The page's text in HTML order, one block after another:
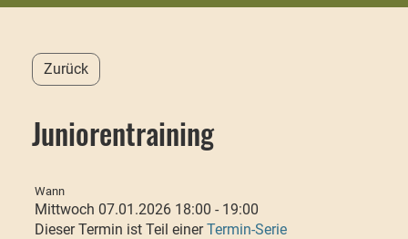
Zurück
Juniorentraining
Wann
Mittwoch 07.01.2026 18:00 - 19:00
Dieser Termin ist Teil einerTermin-Serie